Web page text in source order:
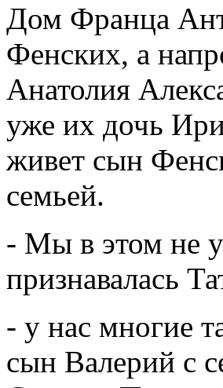
Дом Франца
Фенских, а
Анатолия
уже их дочь
живет сын
семьей.
- Мы в этом не
признавалась
- у нас многие
сын Валерий с